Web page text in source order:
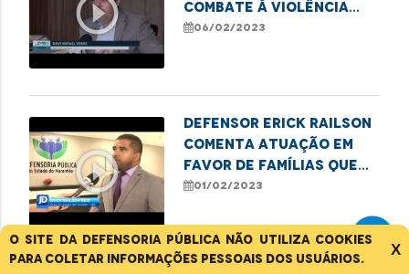
O site da Defensoria Pública não utiliza cookies
para coletar informações pessoais dos usuários.
X
play_circle_outline
combate à violência
contra crianças e
06/02/2023
play_circle_outline
Defensor Erick Railson
comenta atuação em
favor de famílias que
residem em áreas de
01/02/2023